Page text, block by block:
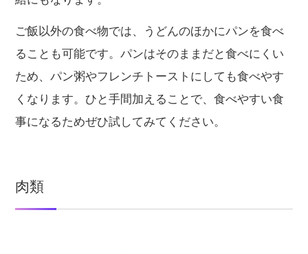
ご飯以外の食べ物では、うどんのほかにパンを食べ
ることも可能です。パンはそのままだと食べにくい
ため、パン粥やフレンチトーストにしても食べやす
くなります。ひと手間加えることで、食べやすい食
事になるためぜひ試してみてください。
肉類